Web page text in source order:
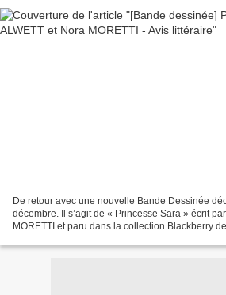
De retour avec une nouvelle Bande Dessinée
décembre. Il s’agit de « Princesse Sara » écrit
MORETTI et paru dans la collection Blackberry